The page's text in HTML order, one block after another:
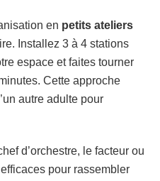
en petits ateliers
Installez 3 à 4 stations
espace et faites tourner
Cette approche
autre adulte pour
d’orchestre, le facteur ou
pour rassembler